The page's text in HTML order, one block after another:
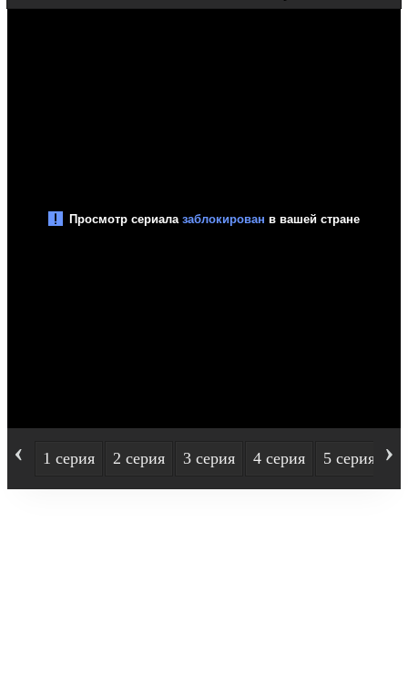
‹ 1 серия 2 серия 3 серия 4 серия 5 серия ›